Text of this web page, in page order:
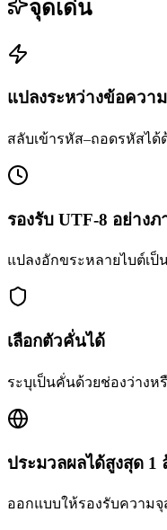
จุดเด่น
แปลงระหว่างข้อควา
สลับเข้ารหัส–ถอดรหัสได้
รองรับ UTF-8 อย่าง
แปลงอักขระหลายไบต์เ
เลือกตัวคั่นได้
ระบุเป็นคั่นด้วยช่องว่าง
ประมวลผลได้สูงสุด 1
ออกแบบให้รองรับความจุ